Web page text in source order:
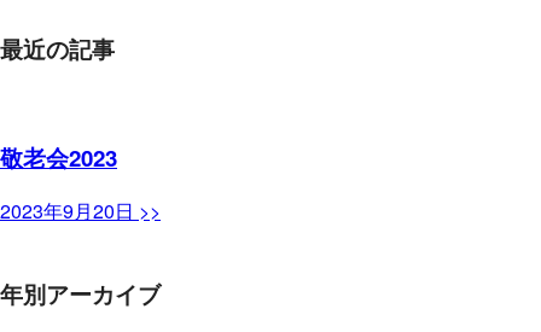
最近の記事
敬老会2023
2023年9月20日 >>
年別アーカイブ